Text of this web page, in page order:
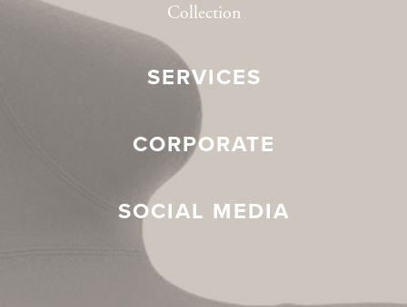
Collection
SERVICES
CORPORATE
SOCIAL MEDIA